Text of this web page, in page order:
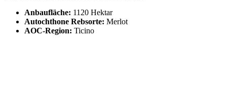
Anbaufläche: 1120 Hektar
Autochthone Rebsorte: Merlot
AOC-Region: Ticino